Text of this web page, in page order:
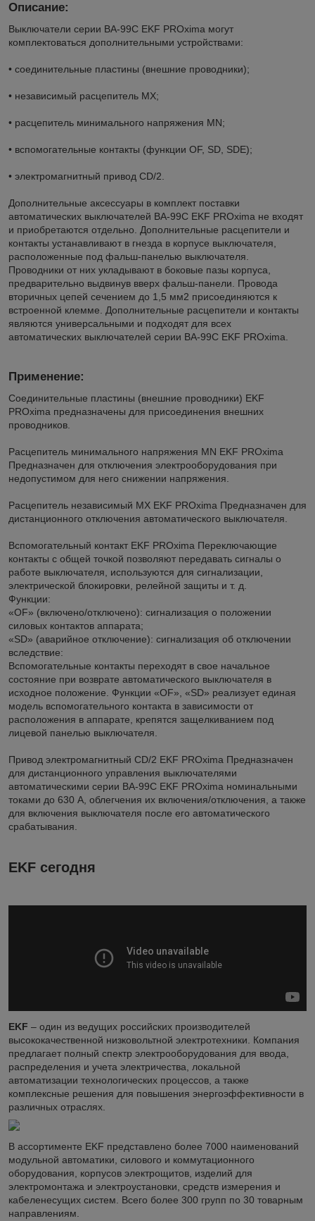
Описание:
Выключатели серии ВА-99С EKF PROxima могут
комплектоваться дополнительными устройствами:
• соединительные пластины (внешние проводники);
• независимый расцепитель MX;
• расцепитель минимального напряжения MN;
• вспомогательные контакты (функции OF, SD, SDE);
• электромагнитный привод CD/2.
Дополнительные аксессуары в комплект поставки
автоматических выключателей ВА-99С EKF PROxima не входят
и приобретаются отдельно. Дополнительные расцепители и
контакты устанавливают в гнезда в корпусе выключателя,
расположенные под фальш-панелью выключателя.
Проводники от них укладывают в боковые пазы корпуса,
предварительно выдвинув вверх фальш-панели. Провода
вторичных цепей сечением до 1,5 мм2 присоединяются к
встроенной клемме. Дополнительные расцепители и контакты
являются универсальными и подходят для всех
автоматических выключателей серии ВА-99С EKF PROxima.
Применение:
Соединительные пластины (внешние проводники) EKF
PROxima предназначены для присоединения внешних
проводников.
Расцепитель минимального напряжения MN EKF PROxima
Предназначен для отключения электрооборудования при
недопустимом для него снижении напряжения.
Расцепитель независимый MХ EKF PROxima Предназначен для
дистанционного отключения автоматического выключателя.
Вспомогательный контакт EKF PROxima Переключающие
контакты с общей точкой позволяют передавать сигналы о
работе выключателя, используются для сигнализации,
электрической блокировки, релейной защиты и т. д.
Функции:
«OF» (включено/отключено): сигнализация о положении
силовых контактов аппарата;
«SD» (аварийное отключение): сигнализация об отключении
вследствие:
Вспомогательные контакты переходят в свое начальное
состояние при возврате автоматического выключателя в
исходное положение. Функции «OF», «SD» реализует единая
модель вспомогательного контакта в зависимости от
расположения в аппарате, крепятся защелкиванием под
лицевой панелью выключателя.
Привод электромагнитный CD/2 EKF PROxima Предназначен
для дистанционного управления выключателями
автоматическими серии ВА-99С EKF PROxima номинальными
токами до 630 А, облегчения их включения/отключения, а также
для включения выключателя после его автоматического
срабатывания.
EKF сегодня
EKF – один из ведущих российских производителей
высококачественной низковольтной электротехники. Компания
предлагает полный спектр электрооборудования для ввода,
распределения и учета электричества, локальной
автоматизации технологических процессов, а также
комплексные решения для повышения энергоэффективности в
различных отраслях.
В ассортименте EKF представлено более 7000 наименований
модульной автоматики, силового и коммутационного
оборудования, корпусов электрощитов, изделий для
электромонтажа и электроустановки, средств измерения и
кабеленесущих систем. Всего более 300 групп по 30 товарным
направлениям.